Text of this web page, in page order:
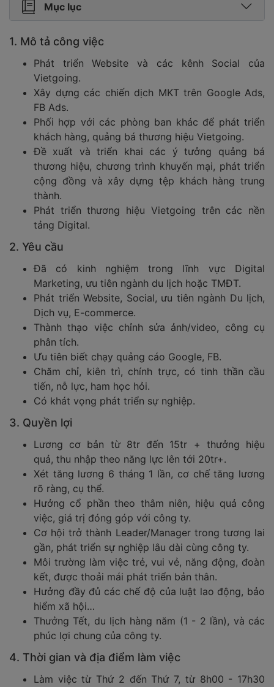
Mục lục
1. Mô tả công việc
Phát triển Website và các kênh Social của
Vietgoing.
Xây dựng các chiến dịch MKT trên Google Ads,
FB Ads.
Phối hợp với các phòng ban khác để phát triển
khách hàng, quảng bá thương hiệu Vietgoing.
Đề xuất và triển khai các ý tưởng quảng bá
thương hiệu, chương trình khuyến mại, phát triển
cộng đồng và xây dựng tệp khách hàng trung
thành.
Phát triển thương hiệu Vietgoing trên các nền
tảng Digital.
2. Yêu cầu
Đã có kinh nghiệm trong lĩnh vực Digital
Marketing, ưu tiên ngành du lịch hoặc TMĐT.
Phát triển Website, Social, ưu tiên ngành Du lịch,
Dịch vụ, E-commerce.
Thành thạo việc chỉnh sửa ảnh/video, công cụ
phân tích.
Ưu tiên biết chạy quảng cáo Google, FB.
Chăm chỉ, kiên trì, chính trực, có tinh thần cầu
tiến, nỗ lực, ham học hỏi.
Có khát vọng phát triển sự nghiệp.
3. Quyền lợi
Lương cơ bản từ 8tr đến 15tr + thưởng hiệu
quả, thu nhập theo năng lực lên tới 20tr+.
Xét tăng lương 6 tháng 1 lần, cơ chế tăng lương
rõ ràng, cụ thể.
Hưởng cổ phần theo thâm niên, hiệu quả công
việc, giá trị đóng góp với công ty.
Cơ hội trở thành Leader/Manager trong tương lai
gần, phát triển sự nghiệp lâu dài cùng công ty.
Môi trường làm việc trẻ, vui vẻ, năng động, đoàn
kết, được thoải mái phát triển bản thân.
Hưởng đầy đủ các chế độ của luật lao động, bảo
hiểm xã hội…
Thưởng Tết, du lịch hàng năm (1 - 2 lần), và các
phúc lợi chung của công ty.
4. Thời gian và địa điểm làm việc
Làm việc từ Thứ 2 đến Thứ 7, từ 8h00 - 17h30